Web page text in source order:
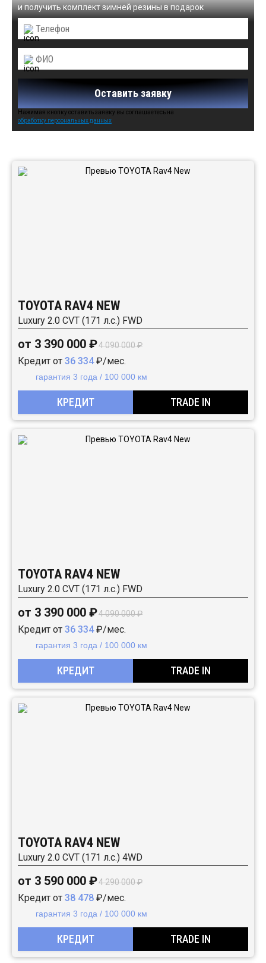
и получить комплект зимней резины в подарок
Оставить заявку
Нажимая кнопку оставить заявку вы соглашаетесь на
обработку персональных данных
TOYOTA RAV4 NEW
Luxury 2.0 CVT (171 л.с.) FWD
от 3 390 000 ₽4 090 000 ₽
Кредит от 36 334₽/мес.
гарантия 3 года / 100 000 км
КРЕДИТ TRADE IN
TOYOTA RAV4 NEW
Luxury 2.0 CVT (171 л.с.) FWD
от 3 390 000 ₽4 090 000 ₽
Кредит от 36 334₽/мес.
гарантия 3 года / 100 000 км
КРЕДИТ TRADE IN
TOYOTA RAV4 NEW
Luxury 2.0 CVT (171 л.с.) 4WD
от 3 590 000 ₽4 290 000 ₽
Кредит от 38 478 ₽/мес.
гарантия 3 года / 100 000 км
КРЕДИТ TRADE IN